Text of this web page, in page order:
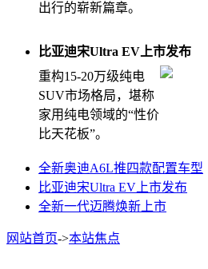
出行的崭新篇章。
比亚迪宋Ultra EV上市发布
重构15-20万级纯电
SUV市场格局，堪称
家用纯电领域的“性价
比天花板”。
全新奥迪A6L推四款配置车型
比亚迪宋Ultra EV上市发布
全新一代迈腾焕新上市
网站首页->本站焦点